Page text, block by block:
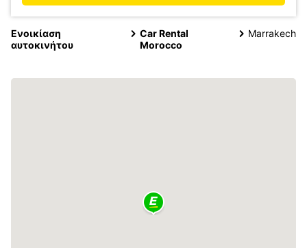
Ενοικίαση
αυτοκινήτου
Car Rental
Morocco
Marrakech